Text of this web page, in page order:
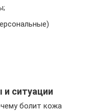
ситуации
болит кожа